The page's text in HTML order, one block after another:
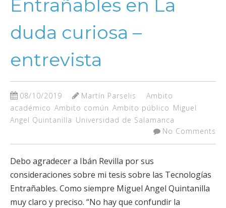
Entrañables en La
duda curiosa –
entrevista
08/10/2019 Martín Parselis
Ambito
académico Ambito común Ambito público Miguel
Angel Quintanilla Universidad de Salamanca
No Comments
Debo agradecer a Ibán Revilla por sus
consideraciones sobre mi tesis sobre las Tecnologías
Entrañables. Como siempre Miguel Angel Quintanilla
muy claro y preciso. “No hay que confundir la